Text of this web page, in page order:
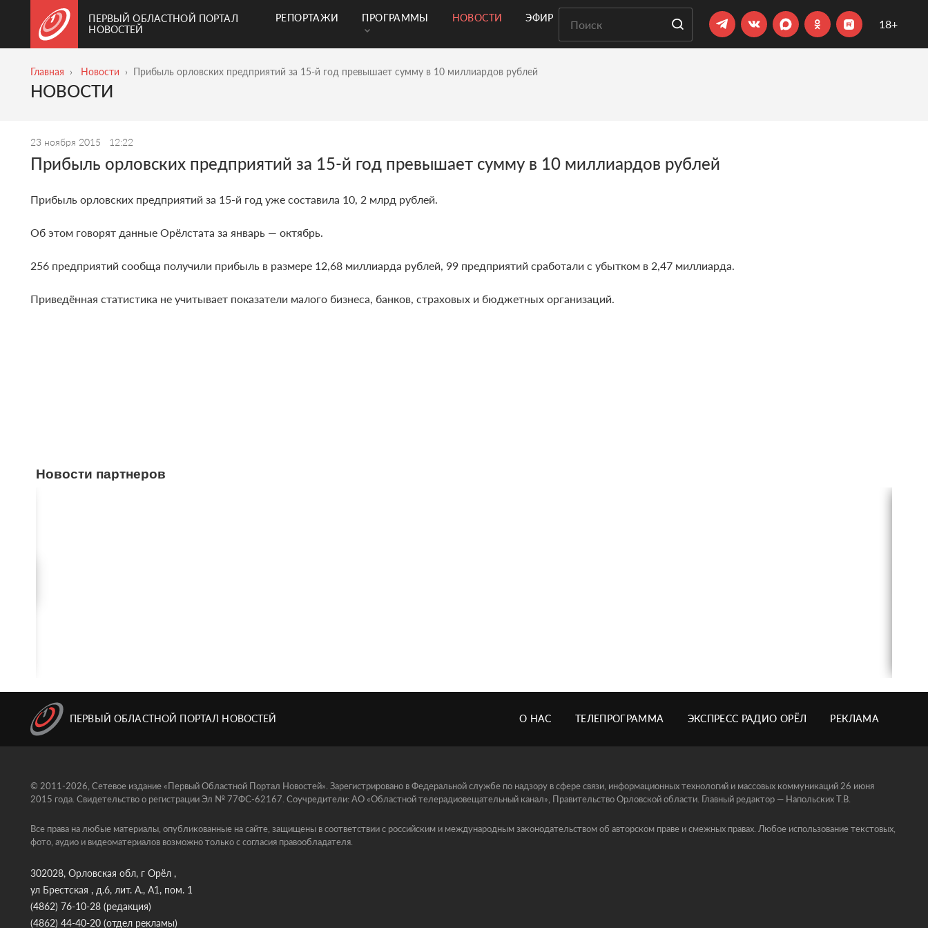
ПЕРВЫЙ ОБЛАСТНОЙ ПОРТАЛ
НОВОСТЕЙ
РЕПОРТАЖИ ПРОГРАММЫ НОВОСТИ ЭФИР 18+
Главная Новости Прибыль орловских предприятий за 15-й год превышает сумму в 10 миллиардов рублей
НОВОСТИ
23 ноября 2015 12:22
Прибыль орловских предприятий за 15-й год превышает сумму в 10 миллиардов рублей
Прибыль орловских предприятий за 15-й год уже составила 10, 2 млрд рублей.
Об этом говорят данные Орёлстата за январь — октябрь.
256 предприятий сообща получили прибыль в размере 12,68 миллиарда рублей, 99 предприятий сработали с убытком в 2,47 миллиарда.
Приведённая статистика не учитывает показатели малого бизнеса, банков, страховых и бюджетных организаций.
Новости партнеров
ПЕРВЫЙ ОБЛАСТНОЙ ПОРТАЛ НОВОСТЕЙ О НАС ТЕЛЕПРОГРАММА ЭКСПРЕСС РАДИО ОРЁЛ РЕКЛАМА
© 2011-2026, Сетевое издание «Первый Областной Портал Новостей». Зарегистрировано в Федеральной службе по надзору в сфере связи, информационных технологий и массовых коммуникаций 26 июня
2015 года. Свидетельство о регистрации Эл № 77ФС-62167. Соучредители: АО «Областной телерадиовещательный канал», Правительство Орловской области. Главный редактор — Напольских Т.В.
Все права на любые материалы, опубликованные на сайте, защищены в соответствии с российским и международным законодательством об авторском праве и смежных правах. Любое использование текстовых,
фото, аудио и видеоматериалов возможно только с согласия правообладателя.
302028, Орловская обл, г Орёл ,
ул Брестская , д.6, лит. А., А1, пом. 1
(4862) 76-10-28 (редакция)
(4862) 44-40-20 (отдел рекламы)